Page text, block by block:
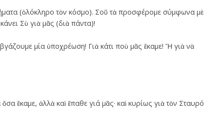
(ὁλόκληρο τὸν κόσμο). Σοῦ τὰ προσφέρομε σύμφωνα μὲ
Σὺ γιὰ μᾶς (διὰ πάντα)!
μία ὑποχρέωση! Γιὰ κάτι ποὺ μᾶς ἔκαμε! Ἤ γιὰ νὰ
ἔκαμε, ἀλλὰ καὶ ἔπαθε γιά μᾶς· καὶ κυρίως γιὰ τὸν Σταυρό